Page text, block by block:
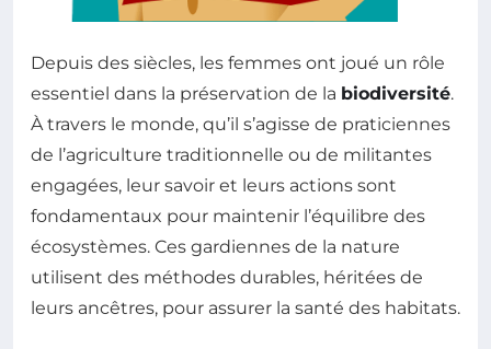
Depuis des siècles, les femmes ont joué un rôle
essentiel dans la préservation de la biodiversité.
À travers le monde, qu’il s’agisse de praticiennes
de l’agriculture traditionnelle ou de militantes
engagées, leur savoir et leurs actions sont
fondamentaux pour maintenir l’équilibre des
écosystèmes. Ces gardiennes de la nature
utilisent des méthodes durables, héritées de
leurs ancêtres, pour assurer la santé des habitats.